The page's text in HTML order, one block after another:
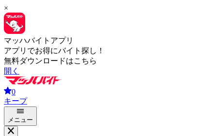
×
マッハバイトアプリ
アプリでお得にバイト探し！
無料ダウンロードはこちら
開く
0
キープ
メニュー